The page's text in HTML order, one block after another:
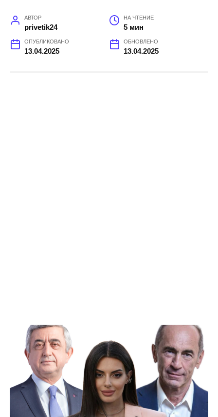
АВТОР
privetik24
НА ЧТЕНИЕ
5 мин
ОПУБЛИКОВАНО
13.04.2025
ОБНОВЛЕНО
13.04.2025